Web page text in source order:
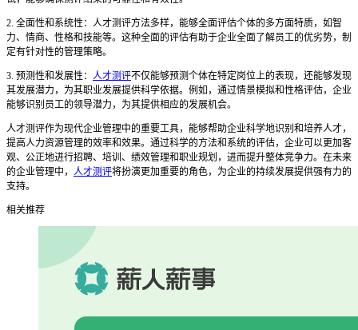
2. 全面性和系统性：人才测评方法多样，能够全面评估个体的多方面特质，如智
力、情商、性格和技能等。这种全面的评估有助于企业全面了解员工的优劣势，制
定有针对性的管理策略。
3. 预测性和发展性： 人才测评不仅能够预测个体在特定岗位上的表现，还能够发现
其发展潜力，为其职业发展提供科学依据。例如，通过情景模拟和性格评估，企业
能够识别员工的领导潜力，为其提供相应的发展机会。
人才测评作为现代企业管理中的重要工具，能够帮助企业科学地识别和培养人才，
提高人力资源管理的效率和效果。通过科学的方法和系统的评估，企业可以更加客
观、公正地进行招聘、培训、绩效管理和职业规划，进而提升整体竞争力。在未来
的企业管理中， 人才测评将扮演更加重要的角色，为企业的持续发展提供强有力的
支持。
相关推荐